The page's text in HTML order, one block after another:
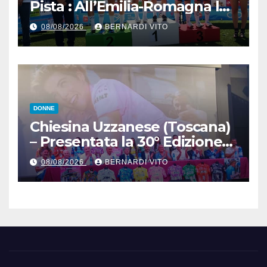
Pista : All’Emilia-Romagna la
Maglia Tricolore Madison
“Donne Allieve”
08/08/2026 BERNARDI VITO
DONNE
Chiesina Uzzanese (Toscana)
– Presentata la 30° Edizione
del Giro della Toscana
Femminile : Si disputerà dal
27 al 30 Agosto 2026
08/08/2026 BERNARDI VITO